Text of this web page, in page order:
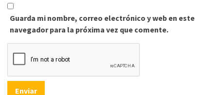
Guarda mi nombre, correo electrónico y web en este
navegador para la próxima vez que comente.